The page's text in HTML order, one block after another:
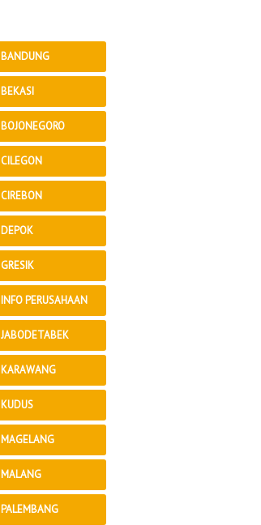
BANDUNG
BEKASI
BOJONEGORO
CILEGON
CIREBON
DEPOK
GRESIK
INFO PERUSAHAAN
JABODETABEK
KARAWANG
KUDUS
MAGELANG
MALANG
PALEMBANG